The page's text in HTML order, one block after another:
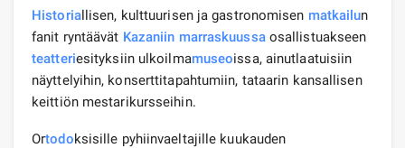
Historiallisen, kulttuurisen ja gastronomisen matkailun
fanit ryntäävät Kazaniin marraskuussaosallistuakseen
teatteriesityksiin ulkoilmamuseoissa, ainutlaatuisiin
näyttelyihin, konserttitapahtumiin, tataarin kansallisen
keittiön mestarikursseihin.
Ortodoksisille pyhiinvaeltajille kuukauden